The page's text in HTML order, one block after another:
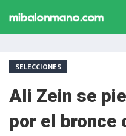
SELECCIONES
Ali Zein se
por el bronce